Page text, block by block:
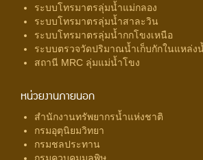
ระบบโทรมาตรลุ่มน้ำแม่กลอง
ระบบโทรมาตรลุ่มน้ำสาละวิน
ระบบโทรมาตรลุ่มน้ำกกโขงเหนือ
ระบบตรวจวัดปริมาณน้ำเก็บกักในแหล่ง
สถานี MRC ลุ่มแม่น้ำโขง
หน่วยงานภายนอก
สำนักงานทรัพยากรน้ำแห่งชาติ
กรมอุตุนิยมวิทยา
กรมชลประทาน
กรมควบคุมมลพิษ